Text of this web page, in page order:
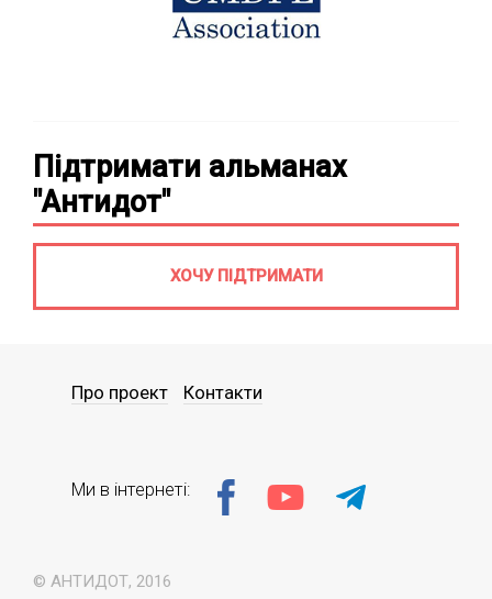
Підтримати альманах
"Антидот"
ХОЧУ ПІДТРИМАТИ
© АНТИДОТ, 2016
Про проект Контакти
Ми в інтернеті: